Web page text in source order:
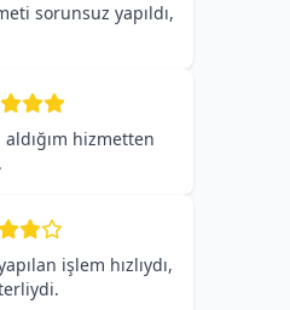
sorunsuz yapıldı,
hizmetten
işlem hızlıydı,